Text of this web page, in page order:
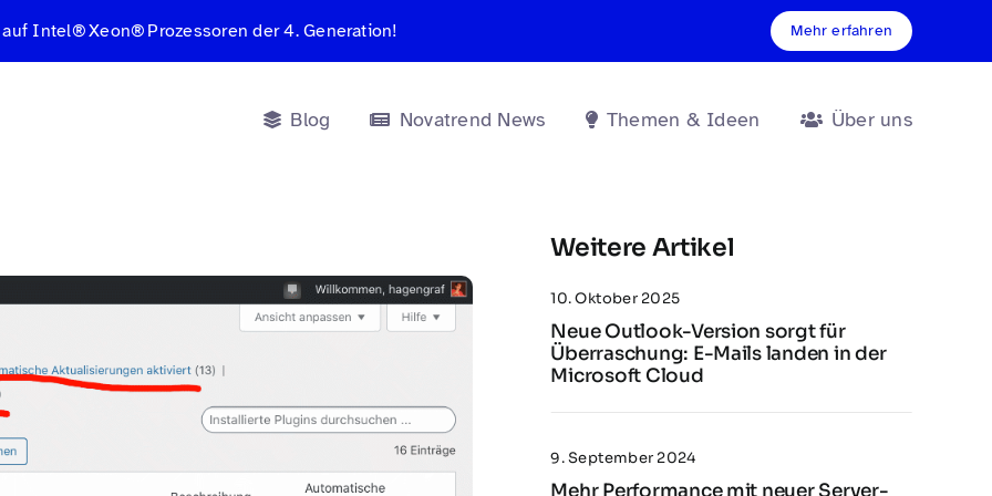
Intel® Xeon® Prozessoren der 4. Generation! Mehr erfahren
Blog Novatrend News Themen & Ideen Über uns
Weitere Artikel
10. Oktober 2025
Neue Outlook-Version sorgt für
Überraschung: E-Mails landen in der
Microsoft Cloud
9. September 2024
Mehr Performance mit neuer Server-